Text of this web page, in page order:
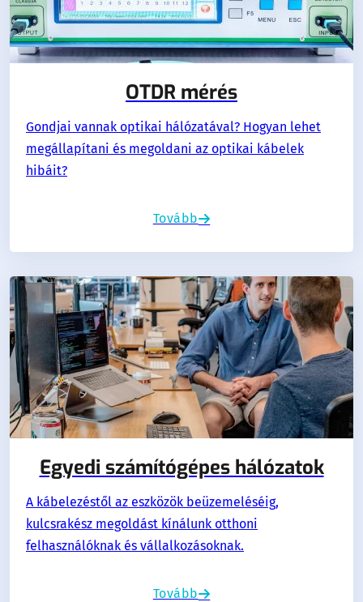
OTDR mérés
Gondjai vannak optikai hálózatával? Hogyan lehet
megállapítani és megoldani az optikai kábelek
hibáit?
Tovább
Egyedi számítógépes hálózatok
A kábelezéstől az eszközök beüzemeléséig,
kulcsrakész megoldást kínálunk otthoni
felhasználóknak és vállalkozásoknak.
Tovább